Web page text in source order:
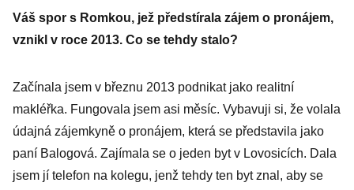
Váš spor s Romkou, jež předstírala zájem o pronájem,
vznikl v roce 2013. Co se tehdy stalo?
Začínala jsem v březnu 2013 podnikat jako realitní
makléřka. Fungovala jsem asi měsíc. Vybavuji si, že volala
údajná zájemkyně o pronájem, která se představila jako
paní Balogová. Zajímala se o jeden byt v Lovosicích. Dala
jsem jí telefon na kolegu, jenž tehdy ten byt znal, aby se